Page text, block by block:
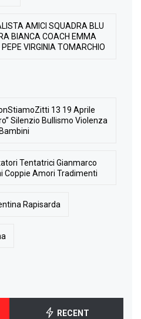
AMICI SQUADRA BLU
BIANCA COACH EMMA
VIRGINIA TOMARCHIO
13 19 Aprile
Silenzio Bullismo Violenza
Tentatrici Gianmarco
Coppie Amori Tradimenti
Rapisarda
RECENT